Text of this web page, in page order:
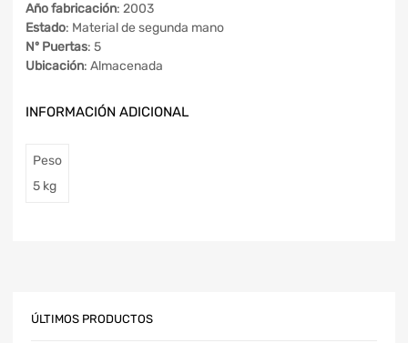
Año fabricación: 2003
Estado: Material de segunda mano
Nº Puertas: 5
Ubicación: Almacenada
INFORMACIÓN ADICIONAL
Peso
5 kg
ÚLTIMOS PRODUCTOS